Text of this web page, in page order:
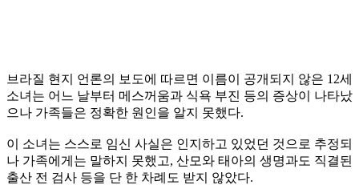
브라질 현지 언론의 보도에 따르면 이름이 공개되지 않은 12세
소녀는 어느 날부터 메스꺼움과 식욕 부진 등의 증상이 나타났
으나 가족들은 정확한 원인을 알지 못했다.
이 소녀는 스스로 임신 사실은 인지하고 있었던 것으로 추정되
나 가족에게는 말하지 못했고, 산모와 태아의 생명과도 직결된
출산 전 검사 등을 단 한 차례도 받지 않았다.